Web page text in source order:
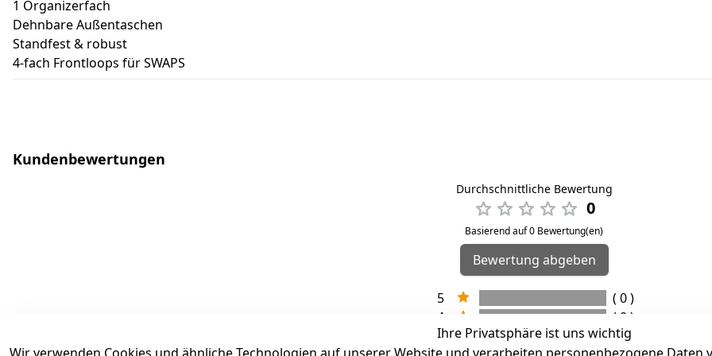
1 Organizerfach
Dehnbare Außentaschen
Standfest & robust
4-fach Frontloops für SWAPS
Kundenbewertungen
Durchschnittliche Bewertung
0
Basierend auf 0 Bewertung(en)
Bewertung abgeben
5
( 0 )
4
( 0 )
3
( 0 )
Ihre Privatsphäre ist uns wichtig